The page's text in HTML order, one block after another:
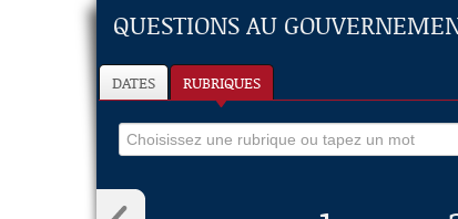
QUESTIONS AU
DATES RUBRIQUES